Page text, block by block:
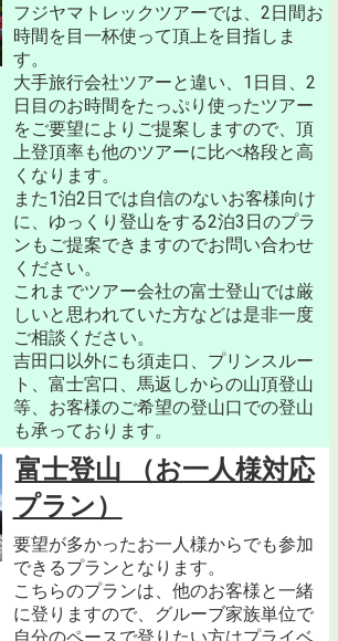
フジヤマトレックツアーでは、2日間お
時間を目一杯使って頂上を目指しま
す。
大手旅行会社ツアーと違い、1日目、2
日目のお時間をたっぷり使ったツアー
をご要望によりご提案しますので、頂
上登頂率も他のツアーに比べ格段と高
くなります。
また1泊2日では自信のないお客様向け
に、ゆっくり登山をする2泊3日のプラ
ンもご提案できますのでお問い合わせ
ください。
これまでツアー会社の富士登山では厳
しいと思われていた方などは是非一度
ご相談ください。
吉田口以外にも須走口、プリンスルー
ト、富士宮口、馬返しからの山頂登山
等、お客様のご希望の登山口での登山
も承っております。
富士登山 （お一人様対応
プラン）
要望が多かったお一人様からでも参加
できるプランとなります。
こちらのプランは、他のお客様と一緒
に登りますので、グルーブ家族単位で